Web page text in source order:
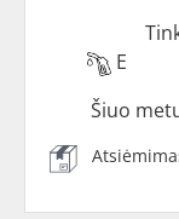
E
Šiuo